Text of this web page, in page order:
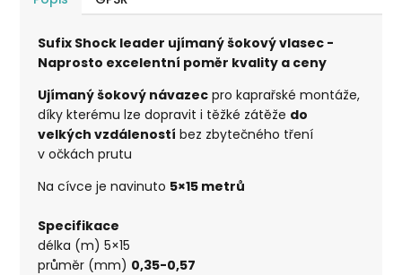
Sufix Shock leader ujímaný šokový vlasec -
Naprosto excelentní poměr kvality a ceny
Ujímaný šokový návazec pro kaprařské montáže,
díky kterému lze dopravit i těžké zátěže do
velkých vzdáleností bez zbytečného tření
v očkách prutu
Na cívce je navinuto 5×15 metrů
Specifikace
délka (m) 5×15
průměr (mm) 0,35-0,57